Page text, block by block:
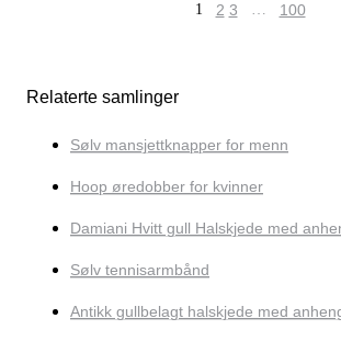
1 2 3 … 100
Relaterte samlinger
Sølv mansjettknapper for menn
Hoop øredobber for kvinner
Damiani Hvitt gull Halskjede med
Sølv tennisarmbånd
Antikk gullbelagt halskjede med